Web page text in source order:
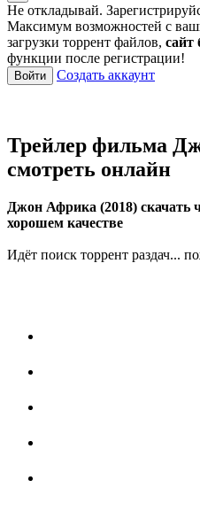
Не откладывай.
Максимум возможностей с
загрузки торрент файлов, сайт
функции после регистрации!
Войти Создать аккаунт
Трейлер фильма
смотреть онлайн
Джон Африка (2018) скачать
хорошем качестве
Идёт поиск торрент раздач...